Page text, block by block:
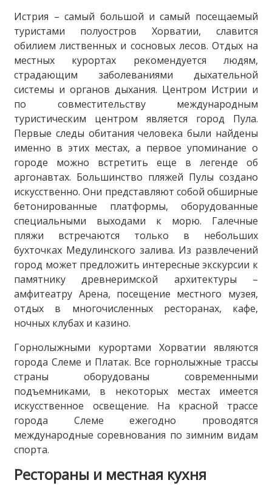
Истрия – самый большой и самый посещаемый
туристами полуостров Хорватии, славится
обилием лиственных и сосновых лесов. Отдых на
местных курортах рекомендуется людям,
страдающим заболеваниями дыхательной
системы и органов дыхания. Центром Истрии и
по совместительству международным
туристическим центром является город Пула.
Первые следы обитания человека были найдены
именно в этих местах, а первое упоминание о
городе можно встретить еще в легенде об
аргонавтах. Большинство пляжей Пулы создано
искусственно. Они представляют собой обширные
бетонированные платформы, оборудованные
специальными выходами к морю. Галечные
пляжи встречаются только в небольших
бухточках Медулинского залива. Из развлечений
город может предложить интересные экскурсии к
памятнику древнеримской архитектуры –
амфитеатру Арена, посещение местного музея,
отдых в многочисленных ресторанах, кафе,
ночных клубах и казино.
Горнолыжными курортами Хорватии являются
города Слеме и Платак. Все горнолыжные трассы
страны оборудованы современными
подъемниками, в некоторых местах имеется
искусственное освещение. На красной трассе
города Слеме ежегодно проводятся
международные соревнования по зимним видам
спорта.
Рестораны и местная кухня